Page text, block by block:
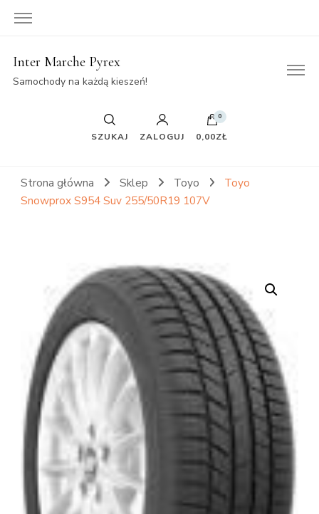
Inter Marche Pyrex
Samochody na każdą kieszeń!
SZUKAJ ZALOGUJ
0
0,00ZŁ
Strona główna Sklep Toyo
Toyo
Snowprox S954 Suv 255/50R19 107V